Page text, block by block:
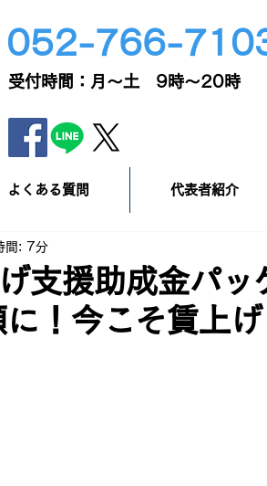
052-766-
​受付時間：月～土 9時～20時
よくある質問 代表者紹介
支援助成金パッ
！今こそ賃上
間: 7分